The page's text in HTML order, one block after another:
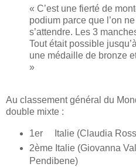
« C’est une fierté de
podium parce que l’on
s’attendre. Les 3
Tout était possible
une médaille de bronze
»
Au classement général du
double mixte :
1er Italie (Claudia
2ème Italie (Giovanna
Pendibene)